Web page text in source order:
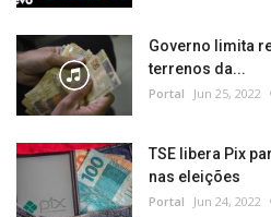
Governo limita
terrenos da...
Portal Jun 25, 2022
TSE libera Pix
nas eleições
Portal Jun 24, 2022